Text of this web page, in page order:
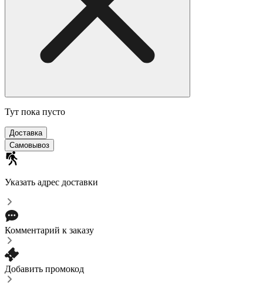
Тут пока пусто
Доставка
Самовывоз
Указать адрес доставки
Комментарий к заказу
Добавить промокод